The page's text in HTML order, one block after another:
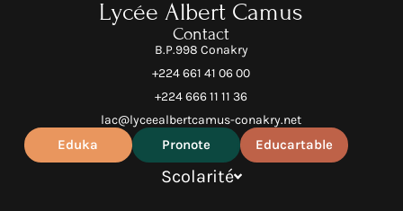
Lycée Albert Camus
Contact
B.P.998 Conakry
+224 661 41 06 00
+224 666 11 11 36
lac@lyceealbertcamus-conakry.net
Eduka Pronote Educartable
Scolarité